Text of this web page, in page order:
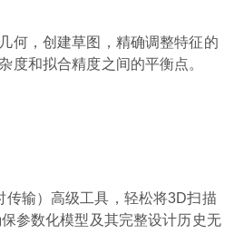
何，创建草图，精确调整特征的
度和拟合精度之间的平衡点。
传输）高级工具，轻松将3D扫描
参数化模型及其完整设计历史无